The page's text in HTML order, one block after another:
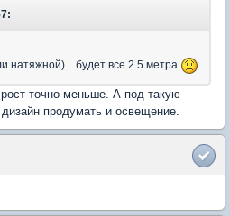
натяжной)... будет все 2.5 метра
точно меньше. А под такую
продумать и освещение.